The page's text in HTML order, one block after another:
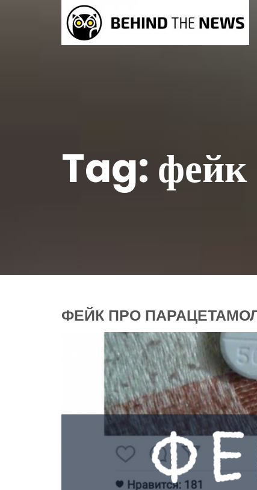
Tag: фейк
ФЕЙК ПРО